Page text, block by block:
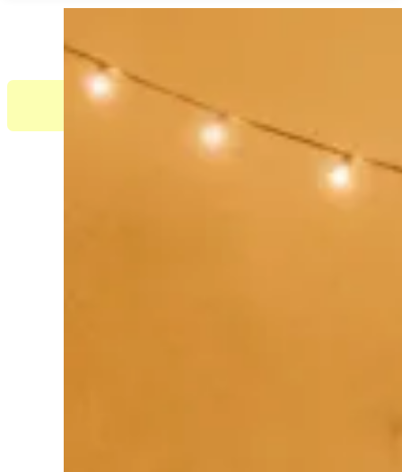
Du möchtest den christlichen Glauben
Dann ist Alpha genau